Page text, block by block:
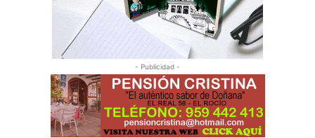
- Publicidad -